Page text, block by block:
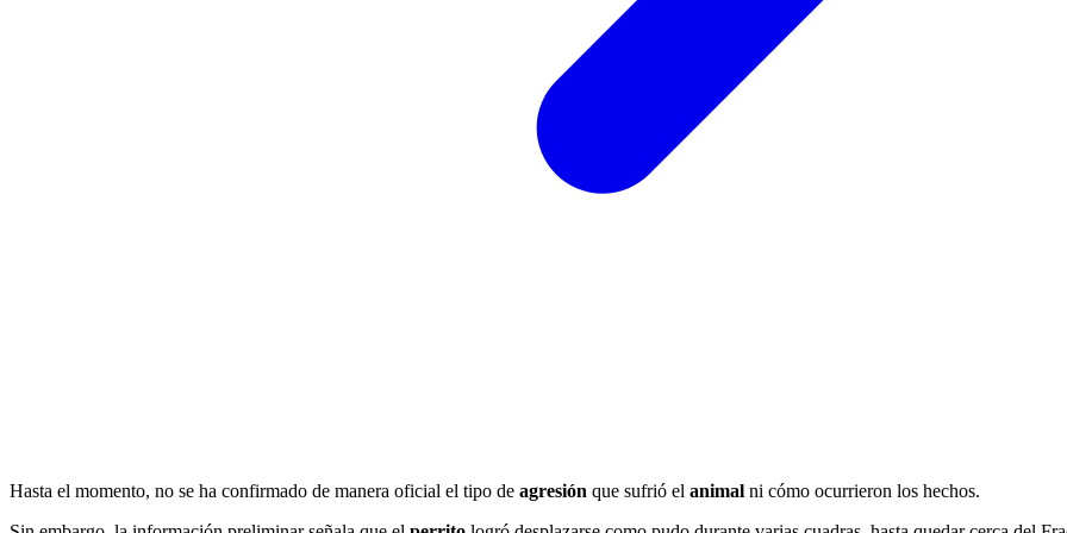
Hasta el momento, no se ha confirmado de manera oficial el tipo de agresión que sufrió el animal ni cómo ocurrieron los hechos.